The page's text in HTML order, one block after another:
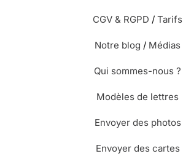
CGV & RGPD / Tarifs
Notre blog / Médias
Qui sommes-nous ?
Modèles de lettres
Envoyer des photos
Envoyer des cartes